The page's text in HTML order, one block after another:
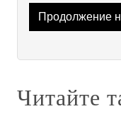
Продолжение
Читайте